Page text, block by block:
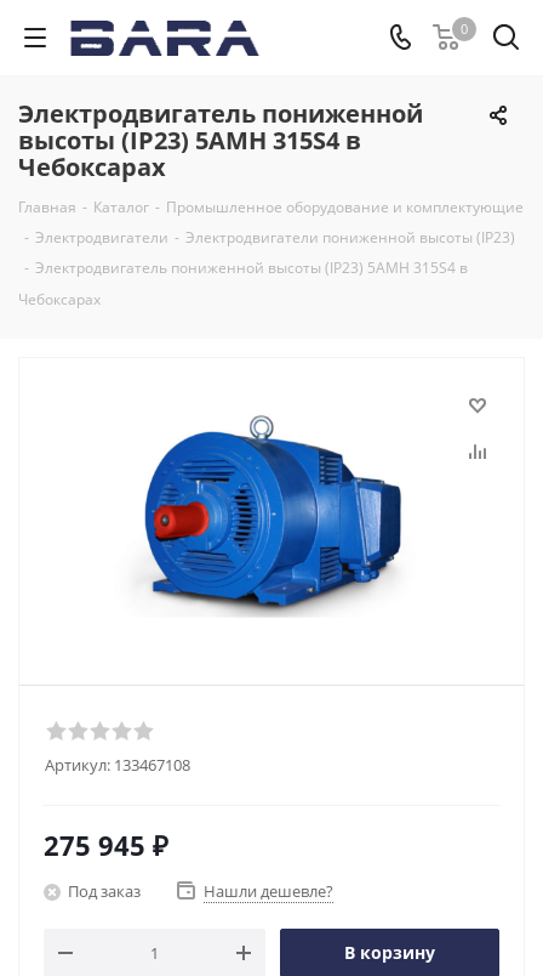
0
Электродвигатель пониженной
высоты (IP23) 5АМН 315S4 в
Чебоксарах
Главная - Каталог - Промышленное оборудование и комплектующие
- Электродвигатели - Электродвигатели пониженной высоты (IP23)
- Электродвигатель пониженной высоты (IP23) 5АМН 315S4 в
Чебоксарах
Артикул: 133467108
275 945 ₽
Под заказ Нашли дешевле?
В корзину